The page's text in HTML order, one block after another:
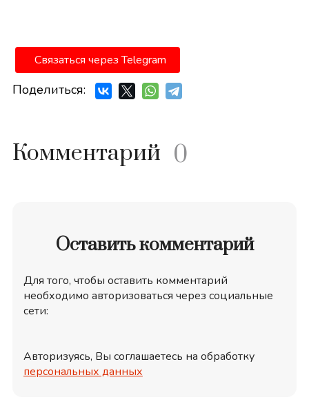
Связаться через Telegram
Поделиться:
Комментарий 0
Оставить комментарий
Для того, чтобы оставить комментарий
необходимо авторизоваться через социальные
сети:
Авторизуясь, Вы соглашаетесь на обработку
персональных данных